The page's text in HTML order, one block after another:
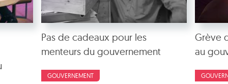
Pas de cadeaux pour les
menteurs du gouvernement
GOUVERNEMENT
Grève
au